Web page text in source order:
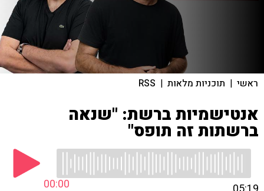
ראשי | תוכניות מלאות |
RSS
אנטישמיות ברשת: "שנאה
ברשתות זה תופס"
00:00